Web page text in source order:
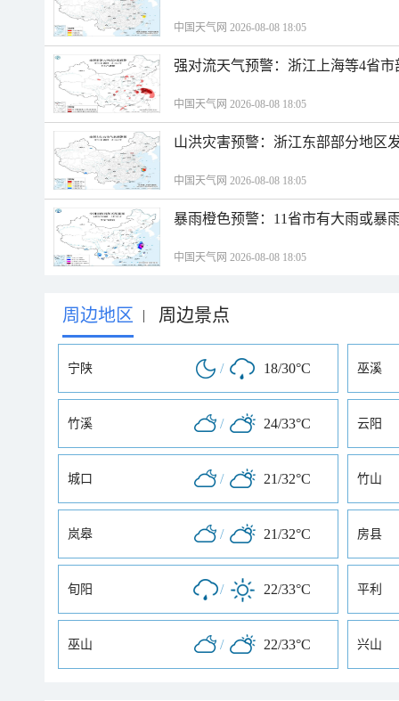
中国天气网 2026-08-08 18:05
强对流天气预警：浙江上海等4省
中国天气网 2026-08-08 18:05
山洪灾害预警：浙江东部部分地区
中国天气网 2026-08-08 18:05
暴雨橙色预警：11省市有大雨或暴
中国天气网 2026-08-08 18:05
周边地区 | 周边景点
宁陕 / 18/30°C 巫溪
竹溪 / 24/33°C 云阳
城口 / 21/32°C 竹山
岚皋 / 21/32°C 房县
旬阳 / 22/33°C 平利
巫山 / 22/33°C 兴山